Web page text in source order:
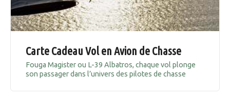
Carte Cadeau Vol en Avion de Chasse
Fouga Magister ou L-39 Albatros, chaque vol plonge
son passager dans l’univers des pilotes de chasse